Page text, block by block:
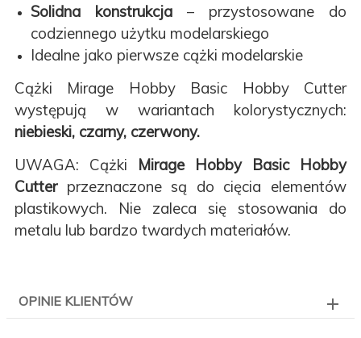
Solidna konstrukcja – przystosowane do
codziennego użytku modelarskiego
Idealne jako pierwsze cążki modelarskie
Cążki Mirage Hobby Basic Hobby Cutter
występują w wariantach kolorystycznych:
niebieski, czarny, czerwony.
UWAGA: Cążki Mirage Hobby Basic Hobby
Cutterprzeznaczone są do cięcia elementów
plastikowych. Nie zaleca się stosowania do
metalu lub bardzo twardych materiałów.
OPINIE KLIENTÓW